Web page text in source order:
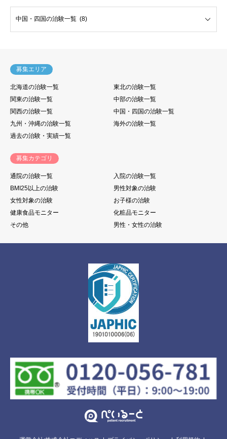
募集エリア
北海道の治験一覧
東北の治験一覧
関東の治験一覧
中部の治験一覧
関西の治験一覧
中国・四国の治験一覧
九州・沖縄の治験一覧
海外の治験一覧
過去の治験・実績一覧
募集カテゴリ
通院の治験一覧
入院の治験一覧
BMI25以上の治験
男性対象の治験
女性対象の治験
お子様の治験
健康食品モニター
化粧品モニター
その他
男性・女性の治験